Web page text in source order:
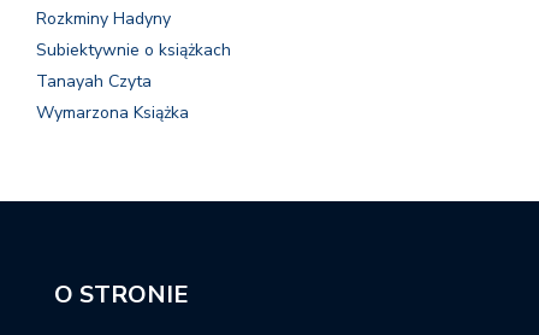
Rozkminy Hadyny
Subiektywnie o książkach
Tanayah Czyta
Wymarzona Książka
O STRONIE